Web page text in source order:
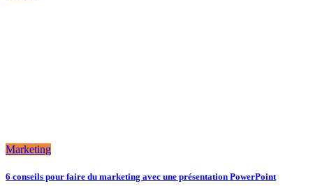
Marketing
6 conseils pour faire du marketing avec une présentation PowerPoint